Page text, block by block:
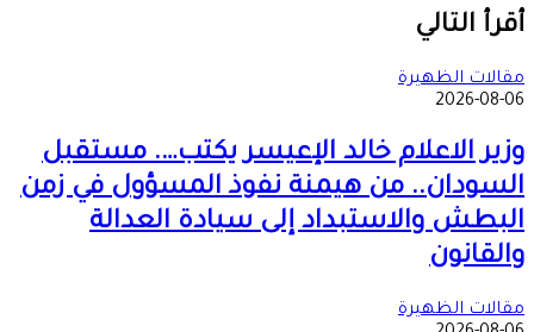
عبر
البريد
أقرأ التالي
مقالات الظهيرة
2026-08-06
وزير الاعلام خالد الإعيسر يكتب…. مستقبل
السودان.. من هيمنة نفوذ المسؤول في زمن
البطش والاستبداد إلى سيادة العدالة
والقانون
مقالات الظهيرة